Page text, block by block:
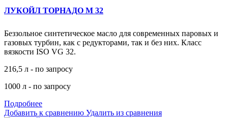
ЛУКОЙЛ ТОРНАДО М 32
Беззольное синтетическое масло для современных паровых и
газовых турбин, как с редукторами, так и без них. Класс
вязкости ISO VG 32.
216,5 л - по запросу
1000 л - по запросу
Подробнее
Добавить к сравнению Удалить из сравнения